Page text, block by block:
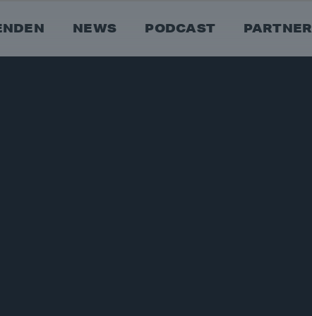
NEWS PODCAST PARTNER